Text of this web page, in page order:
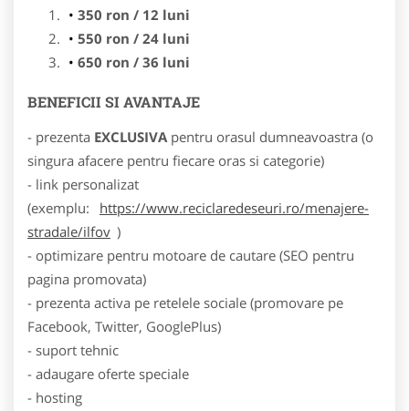
350 ron / 12 luni
550 ron / 24 luni
650 ron / 36 luni
BENEFICII SI AVANTAJE
- prezenta EXCLUSIVApentru orasul dumneavoastra (o
singura afacere pentru fiecare oras si categorie)
- link personalizat
(exemplu:
https://www.reciclaredeseuri.ro/menajere-
stradale/ilfov )
- optimizare pentru motoare de cautare (SEO pentru
pagina promovata)
- prezenta activa pe retelele sociale (promovare pe
Facebook, Twitter, GooglePlus)
- suport tehnic
- adaugare oferte speciale
- hosting